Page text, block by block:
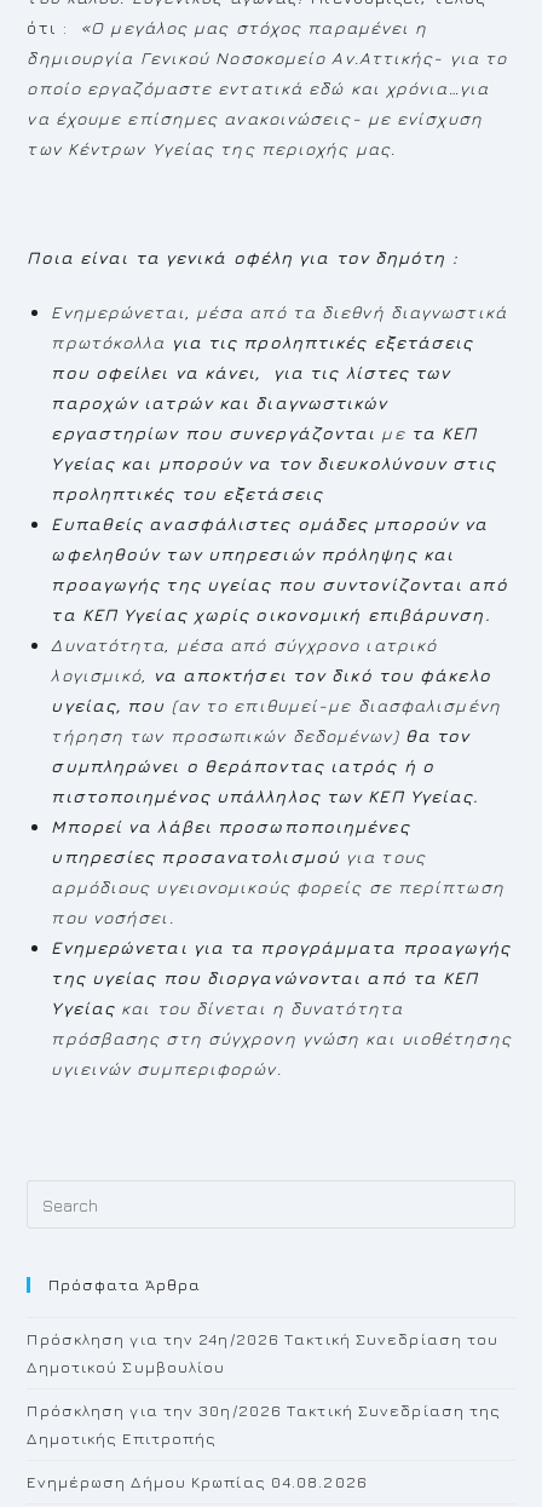
ότι :
«Ο μεγάλος μας στόχος παραμένει η
δημιουργία Γενικού Νοσοκομείο Αν.Αττικής- για το
οποίο εργαζόμαστε εντατικά εδώ και χρόνια…για
να έχουμε επίσημες ανακοινώσεις- με ενίσχυση
των Κέντρων Υγείας της περιοχής μας.
Ποια είναι τα γενικά οφέλη για τον δημότη :
Ενημερώνεται, μέσα από τα διεθνή διαγνωστικά
πρωτόκολλα για τις προληπτικές εξετάσεις
που οφείλει να κάνει,
για τις λίστες των
παροχών ιατρών και διαγνωστικών
εργαστηρίων που συνεργάζονται με τα ΚΕΠ
Υγείας και μπορούν να τον διευκολύνουν στις
προληπτικές του εξετάσεις
Ευπαθείς ανασφάλιστες ομάδες μπορούν να
ωφεληθούν των υπηρεσιών πρόληψης και
προαγωγής της υγείας που συντονίζονται από
τα ΚΕΠ Υγείας χωρίς οικονομική επιβάρυνση.
Δυνατότητα, μέσα από σύγχρονο ιατρικό
λογισμικό,
να αποκτήσει τον δικό του φάκελο
υγείας, που (αν το επιθυμεί-με διασφαλισμένη
τήρηση των προσωπικών δεδομένων) θα τον
συμπληρώνει ο θεράποντας ιατρός ή ο
πιστοποιημένος υπάλληλος των ΚΕΠ Υγείας.
Μπορεί να λάβει προσωποποιημένες
υπηρεσίες προσανατολισμούγια τους
αρμόδιους υγειονομικούς φορείς σε περίπτωση
που νοσήσει.
Ενημερώνεται για τα προγράμματα προαγωγής
της υγείας που διοργανώνονται από τα ΚΕΠ
Υγείας και του δίνεται η δυνατότητα
πρόσβασης στη σύγχρονη γνώση και υιοθέτησης
υγιεινών συμπεριφορών.
Πρόσφατα Άρθρα
Πρόσκληση για την 24η/2026 Τακτική Συνεδρίαση του
Δημοτικού Συμβουλίου
Πρόσκληση για την 30η/2026 Τακτική Συνεδρίαση της
Δημοτικής Επιτροπής
Ενημέρωση Δήμου Κρωπίας 04.08.2026